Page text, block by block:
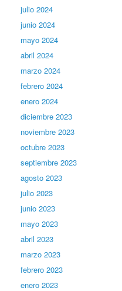
julio 2024
junio 2024
mayo 2024
abril 2024
marzo 2024
febrero 2024
enero 2024
diciembre 2023
noviembre 2023
octubre 2023
septiembre 2023
agosto 2023
julio 2023
junio 2023
mayo 2023
abril 2023
marzo 2023
febrero 2023
enero 2023